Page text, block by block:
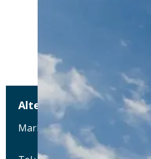
Alter Wirt
Marktplatz 1, 82031 Grünwald